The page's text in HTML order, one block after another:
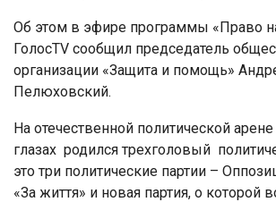
Об этом в эфире программы «Право
ГолосТV сообщил председатель
организации «Защита и помощь»
Пелюховский.
На отечественной политической
глазах родился трехголовый
это три политические партии –
«За життя» и новая партия, о которой